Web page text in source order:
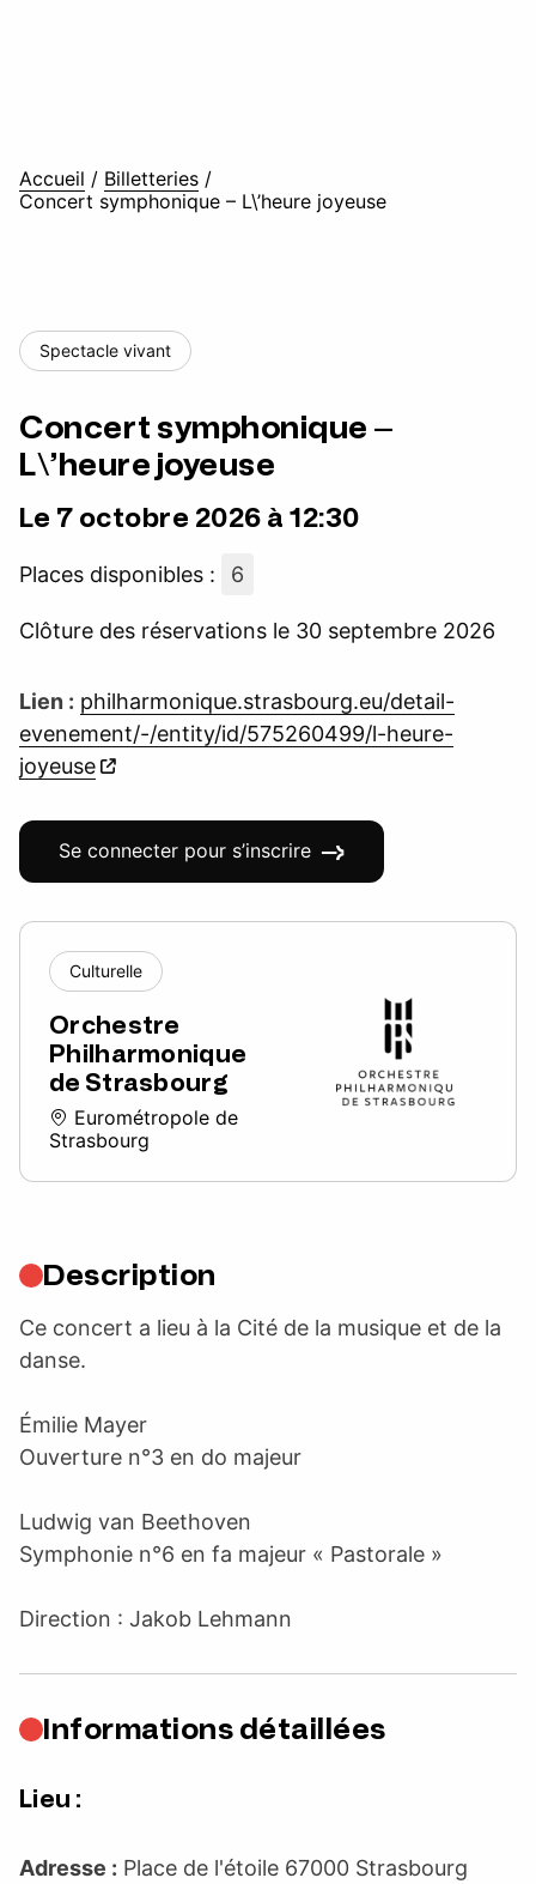
Accueil / Billetteries /
Concert symphonique – L\’heure joyeuse
Spectacle vivant
Concert symphonique –
L\’heure joyeuse
Le 7 octobre 2026 à 12:30
Places disponibles : 6
Clôture des réservations le 30 septembre 2026
Lien : philharmonique.strasbourg.eu/detail-
evenement/-/entity/id/575260499/l-heure-
joyeuse
Se connecter pour s’inscrire
Culturelle
Orchestre
Philharmonique
de Strasbourg
Eurométropole de
Strasbourg
Description
Ce concert a lieu à la Cité de la musique et de la
danse.
Émilie Mayer
Ouverture n°3 en do majeur
Ludwig van Beethoven
Symphonie n°6 en fa majeur « Pastorale »
Direction : Jakob Lehmann
Informations détaillées
Lieu :
Adresse : Place de l'étoile 67000 Strasbourg